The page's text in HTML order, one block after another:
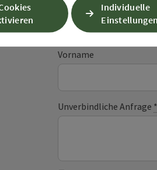
Felder mit *sind
Vorname
Unverbindliche Anfrage *
Individuelle
Einstellungen